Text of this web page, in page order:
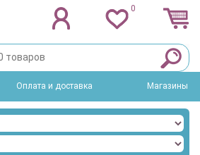
0
Оплата и доставка Магазины